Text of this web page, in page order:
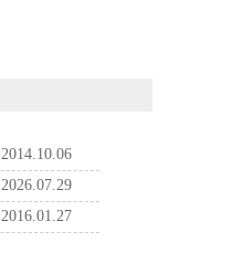
2014.10.06
2026.07.29
2016.01.27